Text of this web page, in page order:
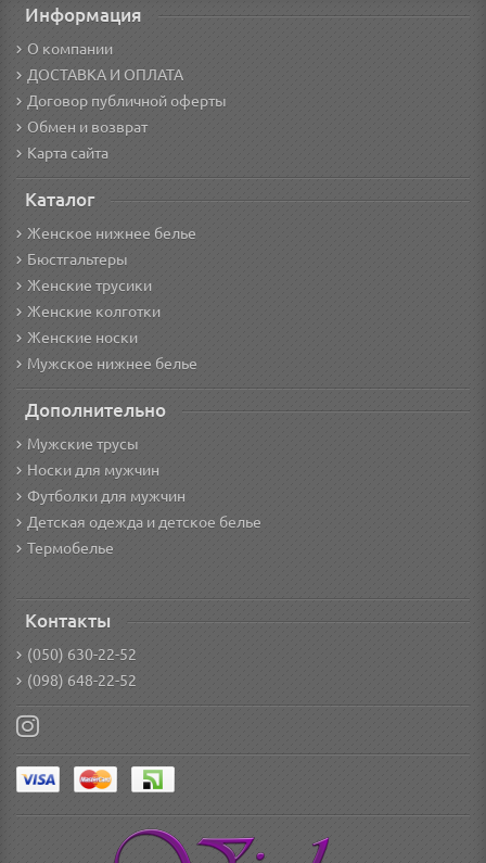
Информация
О компании
ДОСТАВКА И ОПЛАТА
Договор публичной оферты
Обмен и возврат
Карта сайта
Каталог
Женское нижнее белье
Бюстгальтеры
Женские трусики
Женские колготки
Женские носки
Мужское нижнее белье
Дополнительно
Мужские трусы
Носки для мужчин
Футболки для мужчин
Детская одежда и детское белье
Термобелье
Контакты
(050) 630-22-52
(098) 648-22-52